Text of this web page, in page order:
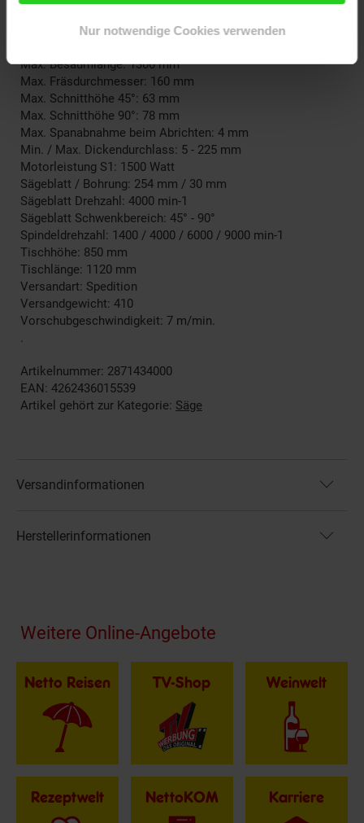
Nur notwendige Cookies verwenden
Hobelwellendurchmesser: 70 mm
Max. Besäumlänge: 1300 mm
Max. Fräsdurchmesser: 160 mm
Max. Schnitthöhe 45°: 63 mm
Max. Schnitthöhe 90°: 78 mm
Max. Spanabnahme beim Abrichten: 4 mm
Min. / Max. Dickendurchlass: 5 - 225 mm
Motorleistung S1: 1500 Watt
Sägeblatt / Bohrung: 254 mm / 30 mm
Sägeblatt Drehzahl: 4000 min-1
Sägeblatt Schwenkbereich: 45° - 90°
Spindeldrehzahl: 1400 / 4000 / 6000 / 9000 min-1
Tischhöhe: 850 mm
Tischlänge: 1120 mm
Versandart: Spedition
Versandgewicht: 410
Vorschubgeschwindigkeit: 7 m/min.
.
Artikelnummer: 2871434000
EAN: 4262436015539
Artikel gehört zur Kategorie: Säge
Versandinformationen
Herstellerinformationen
Fußzeile
Weitere Online-Angebote
Netto Reisen TV-Shop Weinwelt
Rezeptwelt NettoKOM Karriere